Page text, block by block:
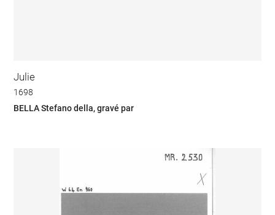
Julie
1698
BELLA Stefano della, gravé par